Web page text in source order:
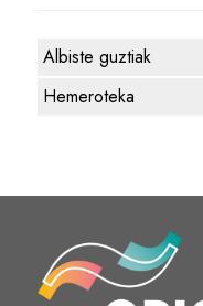
Albiste guztiak
Hemeroteka